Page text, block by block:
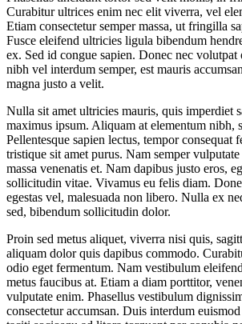
Curabitur ultrices enim nec elit viverra, vel
Etiam consectetur semper massa, ut fringilla
Fusce eleifend ultricies ligula bibendum
ex. Sed id congue sapien. Donec nec
nibh vel interdum semper, est mauris
magna justo a velit.
Nulla sit amet ultricies mauris, quis imperdiet
maximus ipsum. Aliquam at elementum nibh,
Pellentesque sapien lectus, tempor consequat
tristique sit amet purus. Nam semper
massa venenatis et. Nam dapibus justo eros,
sollicitudin vitae. Vivamus eu felis diam.
egestas vel, malesuada non libero. Nulla ex
sed, bibendum sollicitudin dolor.
Proin sed metus aliquet, viverra nisi quis,
aliquam dolor quis dapibus commodo.
odio eget fermentum. Nam vestibulum
metus faucibus at. Etiam a diam porttitor,
vulputate enim. Phasellus vestibulum
consectetur accumsan. Duis interdum